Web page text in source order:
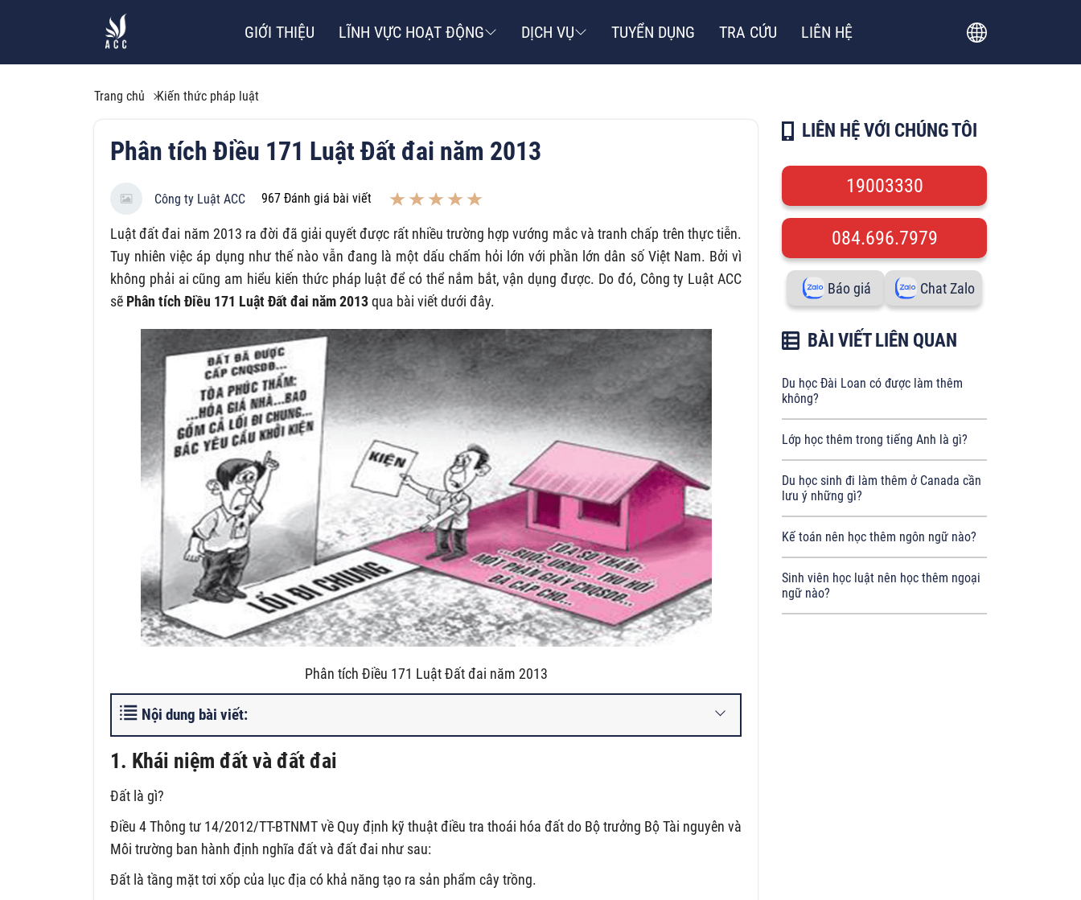
GIỚI THIỆU LĨNH VỰC HOẠT ĐỘNG DỊCH VỤ TUYỂN DỤNG TRA CỨU LIÊN HỆ
Trang chủ Kiến thức pháp luật
Phân tích Điều 171 Luật Đất đai năm 2013
Công ty Luật ACC 967 Đánh giá bài viết
Luật đất đai năm 2013 ra đời đã giải quyết được rất nhiều trường hợp vướng mắc và tranh chấp trên thực tiễn.
Tuy nhiên việc áp dụng như thế nào vẫn đang là một dấu chấm hỏi lớn với phần lớn dân số Việt Nam. Bởi vì
không phải ai cũng am hiểu kiến thức pháp luật để có thể nắm bắt, vận dụng được. Do đó, Công ty Luật ACC
sẽ Phân tích Điều 171 Luật Đất đai năm 2013qua bài viết dưới đây.
Phân tích Điều 171 Luật Đất đai năm 2013
Nội dung bài viết:
1. Khái niệm đất và đất đai
Đất là gì?
Điều 4 Thông tư 14/2012/TT-BTNMT về Quy định kỹ thuật điều tra thoái hóa đất do Bộ trưởng Bộ Tài nguyên và
Môi trường ban hành định nghĩa đất và đất đai như sau:
Đất là tầng mặt tơi xốp của lục địa có khả năng tạo ra sản phẩm cây trồng.
LIÊN HỆ VỚI CHÚNG TÔI
19003330
084.696.7979
Báo giá Chat Zalo
BÀI VIẾT LIÊN QUAN
Du học Đài Loan có được làm thêm
không?
Lớp học thêm trong tiếng Anh là gì?
Du học sinh đi làm thêm ở Canada cần
lưu ý những gì?
Kế toán nên học thêm ngôn ngữ nào?
Sinh viên học luật nên học thêm ngoại
ngữ nào?